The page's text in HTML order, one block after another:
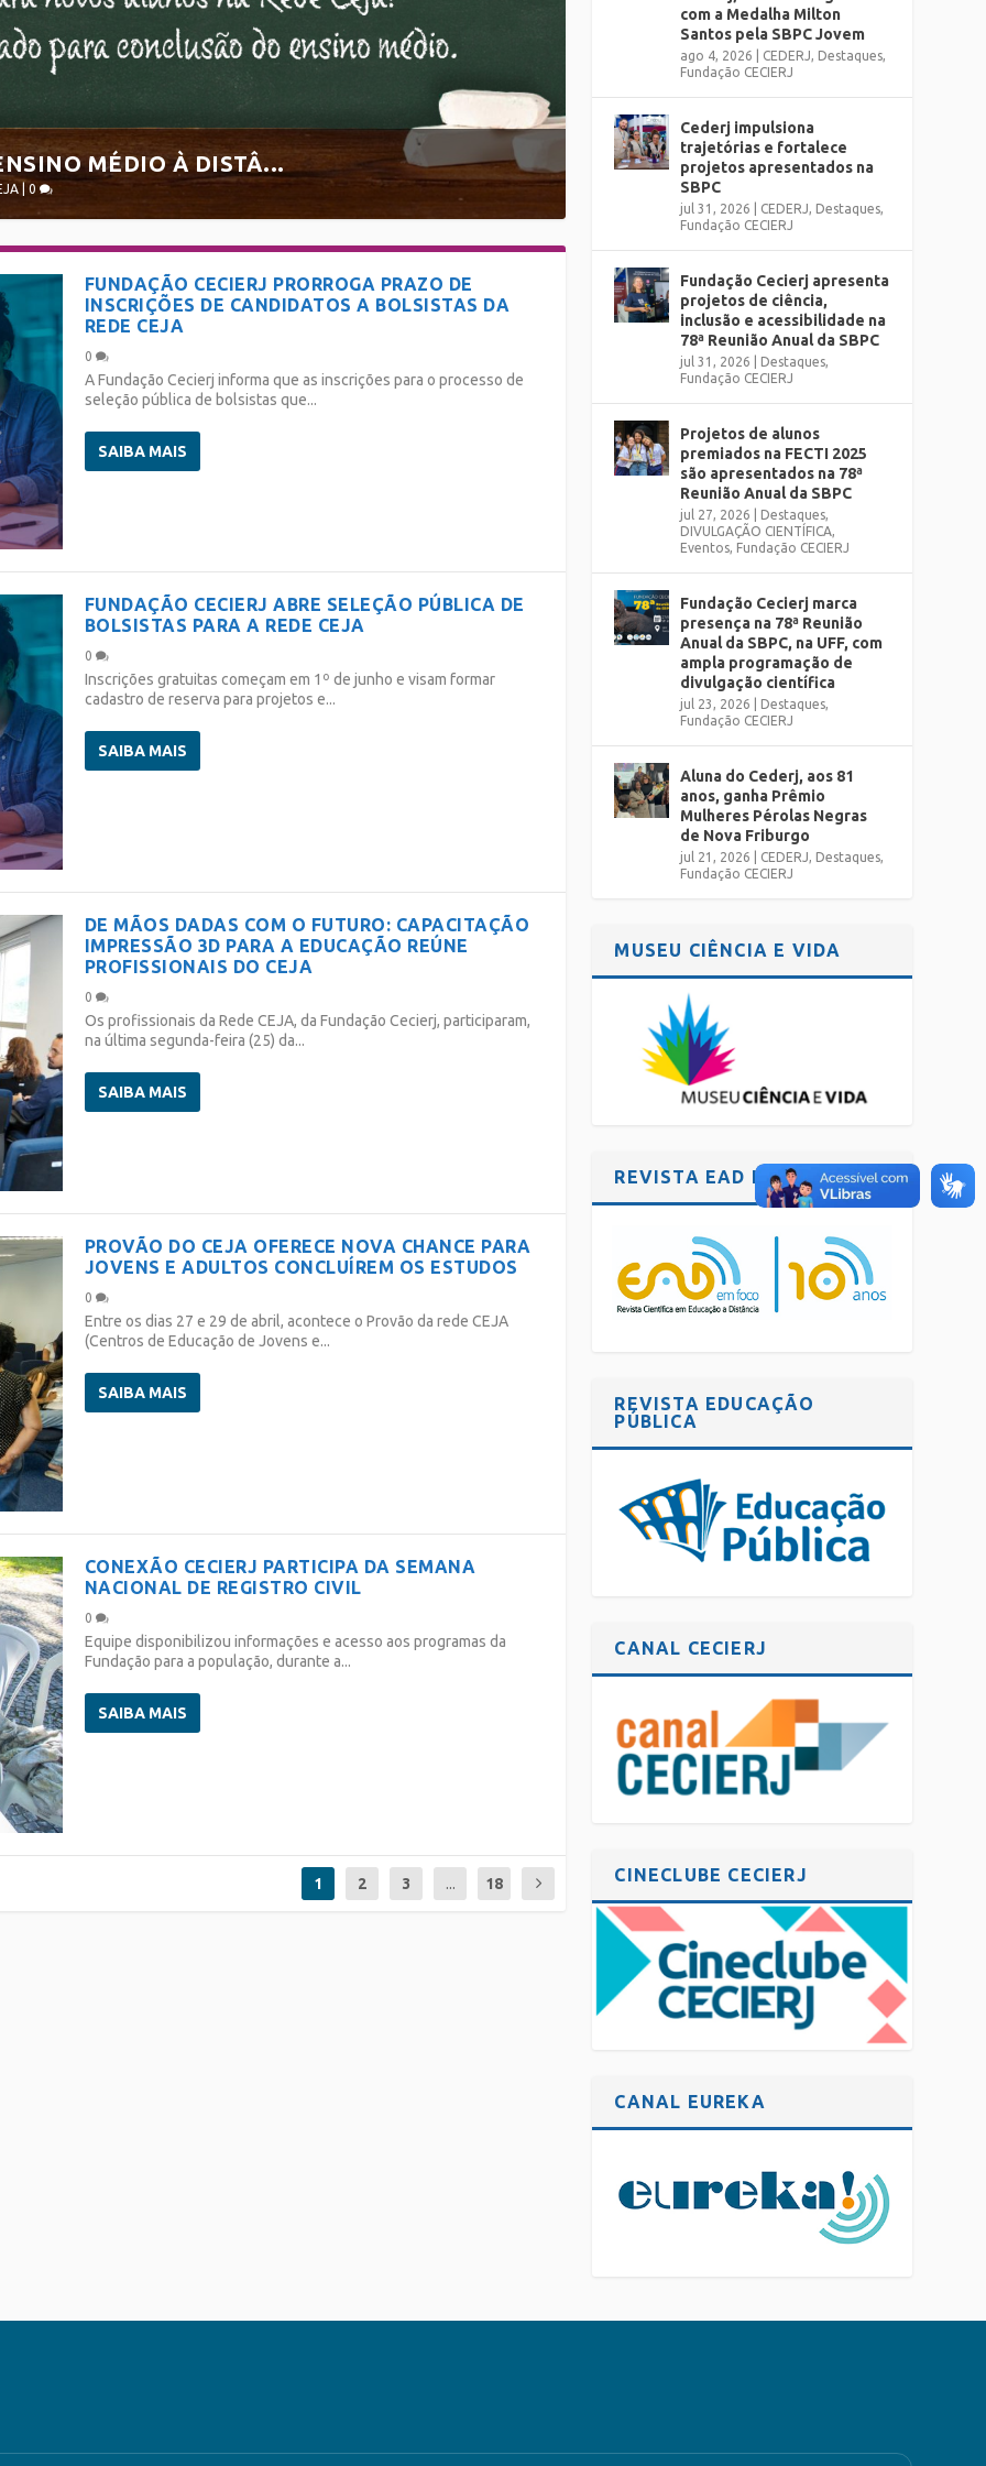
MÉDIO À DISTÂ...
|0
ENDEREÇO: RUA BENE...
,REDE CEJA|0
PARA NOVOS ALU...
| 0
FUNDAÇÃO CECIERJ PRORROGA PRAZO DE
INSCRIÇÕES DE CANDIDATOS A BOLSISTAS DA
REDE CEJA
0
A Fundação Cecierj informa que as inscrições para o processo de
seleção pública de bolsistas que...
SAIBA MAIS
FUNDAÇÃO CECIERJ ABRE SELEÇÃO PÚBLICA DE
BOLSISTAS PARA A REDE CEJA
0
Inscrições gratuitas começam em 1º de junho e visam formar
cadastro de reserva para projetos e...
SAIBA MAIS
DE MÃOS DADAS COM O FUTURO: CAPACITAÇÃO
IMPRESSÃO 3D PARA A EDUCAÇÃO REÚNE
PROFISSIONAIS DO CEJA
0
Os profissionais da Rede CEJA, da Fundação Cecierj, participaram,
na última segunda-feira (25) da...
SAIBA MAIS
PROVÃO DO CEJA OFERECE NOVA CHANCE PARA
JOVENS E ADULTOS CONCLUÍREM OS ESTUDOS
0
Entre os dias 27 e 29 de abril, acontece o Provão da rede CEJA
(Centros de Educação de Jovens e...
SAIBA MAIS
CONEXÃO CECIERJ PARTICIPA DA SEMANA
NACIONAL DE REGISTRO CIVIL
0
Equipe disponibilizou informações e acesso aos programas da
Fundação para a população, durante a...
SAIBA MAIS
1 2 3 ... 18
com a Medalha Milton
Santos pela SBPC Jovem
ago 4, 2026 CEDERJ, Destaques,
Fundação CECIERJ
Cederj impulsiona
trajetórias e fortalece
projetos apresentados na
SBPC
jul 31, 2026 CEDERJ, Destaques,
Fundação CECIERJ
Fundação Cecierj apresenta
projetos de ciência,
inclusão e acessibilidade na
78ª Reunião Anual da SBPC
jul 31, 2026 Destaques,
Fundação CECIERJ
Projetos de alunos
premiados na FECTI 2025
são apresentados na 78ª
Reunião Anual da SBPC
jul 27, 2026 Destaques,
DIVULGAÇÃO CIENTÍFICA,
Eventos, Fundação CECIERJ
Fundação Cecierj marca
presença na 78ª Reunião
Anual da SBPC, na UFF, com
ampla programação de
divulgação científica
jul 23, 2026 Destaques,
Fundação CECIERJ
Aluna do Cederj, aos 81
anos, ganha Prêmio
Mulheres Pérolas Negras
de Nova Friburgo
jul 21, 2026 CEDERJ, Destaques,
Fundação CECIERJ
MUSEU CIÊNCIA E VIDA
REVISTA EAD EM FOCO
REVISTA EDUCAÇÃO
PÚBLICA
CANAL CECIERJ
CINECLUBE CECIERJ
CANAL EUREKA